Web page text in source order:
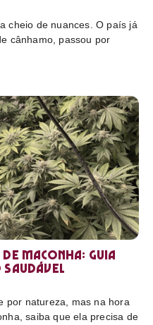
cheio de nuances. O país já
cânhamo, passou por
maconha: guia
por natureza, mas na hora
saiba que ela precisa de